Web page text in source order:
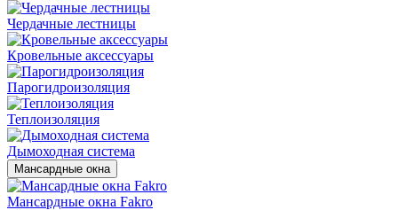
Чердачные лестницы
Кровельные аксессуары
Парогидроизоляция
Теплоизоляция
Дымоходная система
Мансардные окна
Мансардные окна Fakro